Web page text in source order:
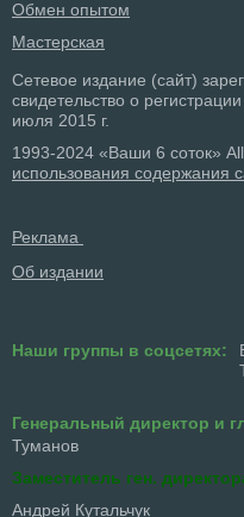
Обмен опытом
Мастерская
Сетевое издание (сайт)
свидетельство о
июля 2015 г.
1993-2024 «Ваши 6 соток»
использования содержания
Реклама
Об издании
Наши группы в соцсетях:
Генеральный директор и
Туманов
Заместитель ген.
Андрей Кутальчук